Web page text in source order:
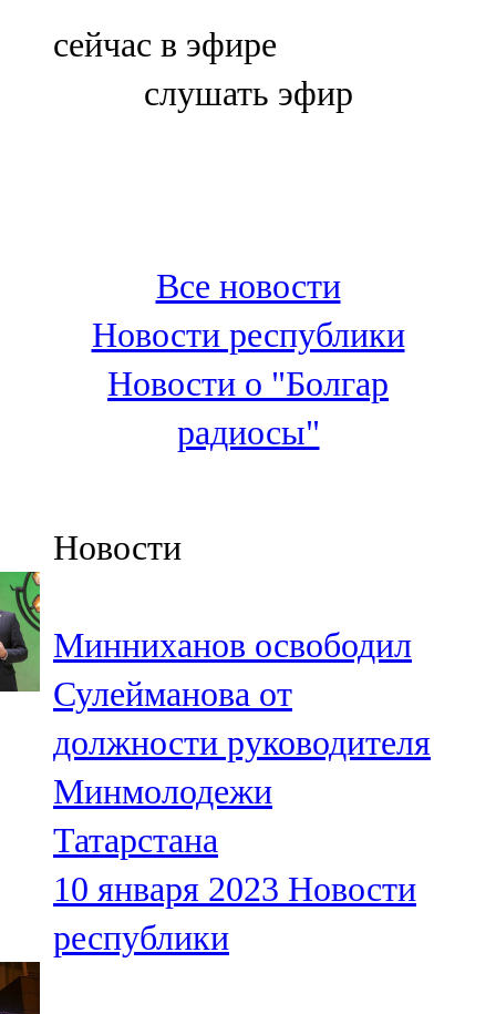
Болгар
100,3 FM
Зәй
106,6 FM
Кадыбаш
105,2 FM
91,5 FM
106,1 FM
Кама тамагы
71,51 FM
Кукмара
107,9 FM
Лениногорский
102,1 FM
сейчас в эфире
слушать эфир
Все новости
Новости республики
Новости о "Болгар
радиосы"
Новости
Минниханов освободил
Сулейманова от
должности руководителя
Минмолодежи
Татарстана
10 января 2023 Новости
республики